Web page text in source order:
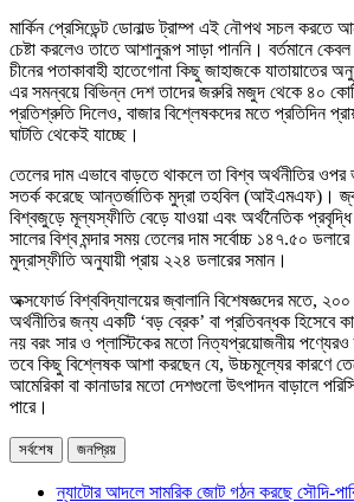
মার্কিন প্রেসিডেন্ট ডোনাল্ড ট্রাম্প এই নৌপথ সচল করতে
চেষ্টা করলেও তাতে আশানুরূপ সাড়া পাননি। বর্তমানে
চীনের পতাকাবাহী হাতেগোনা কিছু জাহাজকে
এর সমন্বয়ে বিভিন্ন দেশ তাদের জরুরি মজুদ থেকে ৪০
প্রতিশ্রুতি দিলেও, বাজার বিশ্লেষকদের মতে প্রতিদিন
ঘাটতি থেকেই যাচ্ছে।
তেলের দাম এভাবে বাড়তে থাকলে তা বিশ্ব অর্থনীতির
সতর্ক করেছে আন্তর্জাতিক মুদ্রা তহবিল (আইএমএফ)।
বিশ্বজুড়ে মূল্যস্ফীতি বেড়ে যাওয়া এবং অর্থনৈতিক
সালের বিশ্ব মন্দার সময় তেলের দাম সর্বোচ্চ ১৪৭.৫০
মুদ্রাস্ফীতি অনুযায়ী প্রায় ২২৪ ডলারের সমান।
অক্সফোর্ড বিশ্ববিদ্যালয়ের জ্বালানি বিশেষজ্ঞদের মতে,
অর্থনীতির জন্য একটি ‘বড় ব্রেক’ বা প্রতিবন্ধক হিসেবে
নয় বরং সার ও প্লাস্টিকের মতো নিত্যপ্রয়োজনীয় পণ্যেরও
তবে কিছু বিশ্লেষক আশা করছেন যে, উচ্চমূল্যের কারণে
আমেরিকা বা কানাডার মতো দেশগুলো উৎপাদন বাড়ালে
পারে।
সর্বশেষ জনপ্রিয়
ন্যাটোর আদলে সামরিক জোট গঠন করছে সৌদি-